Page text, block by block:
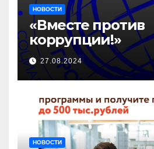
НОВОСТИ
«Вместе против
коррупции!»
27.08.2024
НОВОСТИ